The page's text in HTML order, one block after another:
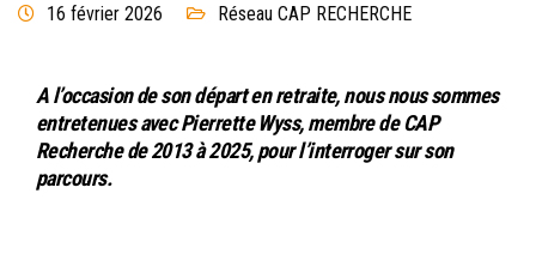
16 février 2026 Réseau CAP RECHERCHE
A l’occasion de son départ en retraite, nous nous sommes
entretenues avec Pierrette Wyss, membre de CAP
Recherche de 2013 à 2025, pour l’interroger sur son
parcours.